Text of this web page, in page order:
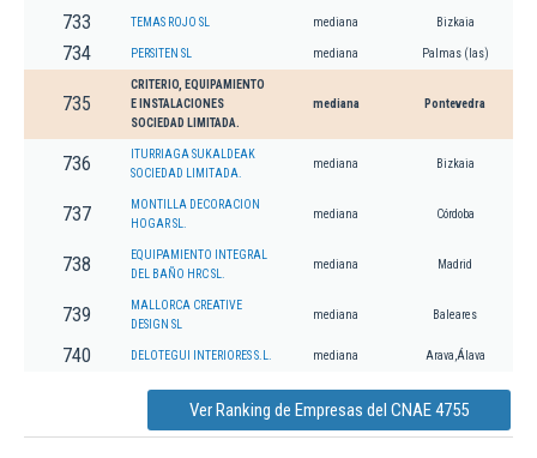
733 TEMAS ROJO SL mediana Bizkaia
734 PERSITEN SL mediana Palmas (las)
735
CRITERIO, EQUIPAMIENTO
E INSTALACIONES
SOCIEDAD LIMITADA.
mediana Pontevedra
736
ITURRIAGA SUKALDEAK
SOCIEDAD LIMITADA.
mediana Bizkaia
737
MONTILLA DECORACION
HOGAR SL.
mediana Córdoba
738
EQUIPAMIENTO INTEGRAL
DEL BAÑO HRC SL.
mediana Madrid
739
MALLORCA CREATIVE
DESIGN SL
mediana Baleares
740 DELOTEGUI INTERIORES S.L. mediana Arava,Álava
Ver Ranking de Empresas del CNAE 4755